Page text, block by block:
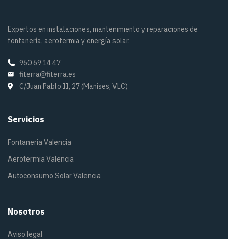
Expertos en instalaciones, mantenimiento y reparaciones de
fontanería, aerotermia y energía solar.
960 69 14 47
fiterra@fiterra.es
C/Juan Pablo II, 27 (Manises, VLC)
Servicios
Fontaneria Valencia
Aerotermia Valencia
Autoconsumo Solar Valencia
Nosotros
Aviso legal